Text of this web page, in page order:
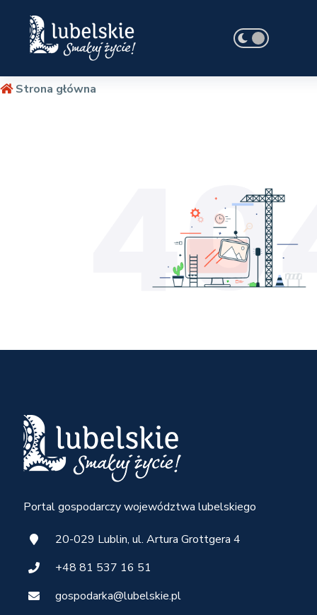
Strona główna
Portal gospodarczy województwa lubelskiego
20-029 Lublin, ul. Artura Grottgera 4
+48 81 537 16 51
gospodarka@lubelskie.pl